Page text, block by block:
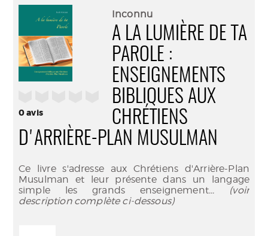
mail
0avis
Inconnu
A LA LUMIÈRE DE TA
PAROLE :
ENSEIGNEMENTS
BIBLIQUES AUX
CHRÉTIENS
D'ARRIÈRE-PLAN MUSULMAN
Ce livre s'adresse aux Chrétiens d'Arrière-Plan
Musulman et leur présente dans un langage
simple les grands enseignement... (voir
description complète ci-dessous)